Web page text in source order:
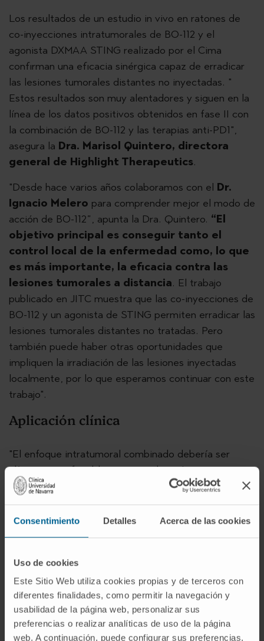
Consentimiento Detalles Acerca de las cookies
Uso de cookies
Este Sitio Web utiliza cookies propias y de terceros con
diferentes finalidades, como permitir la navegación y
usabilidad de la página web, personalizar sus
preferencias o realizar analíticas de uso de la página
web. A continuación, puede configurar sus preferencias,
Los resultados de un estudio in vivo en ratones de
co-inyecciones intratumorales de BO-112 y el
agonista DXMAA STING realizado por el Cima
confirman una eficacia sinérgica capaz de erradicar
las lesiones tumorales distantes no inyectadas. "
Estos resultados son muy alentadores y siguen en la
línea de los datos positivos obtenidos en fase II con
la combinación de BO-112 y las terapias anti-PD1",
asegura la Dra. Marisol Quintero, directora
general de Highlight Therapeutics.
"Desde hace varios años colaboramos con el Dr.
Ignacio Melero para comprender mejor el modo de
acción de BO-112”, apunta la Dra. Quintero. “El
objetivo principal es conseguir tanto el
control local de la enfermedad como, lo que
es más importante, la eficacia contra las
lesiones tumorales a distancia. El trabajo
publicado en JITC muestra que las co-inyecciones de
BO-112 y un agonista de STING permiten erradicar las
lesiones tumorales distantes no tratadas. Pero
también puede haber otras oportunidades que
impliquen la irradiación de las lesiones inyectadas
localmente, por lo que esperamos continuar con este
trabajo".
Aplicación clínica
"El enfoque intratumoral combinado debería ser
clínicamente factible para su aplicación en pacientes,
ya que tanto BO-112 como varios agonistas de STING
se están inyectando en los tumores de pacientes en
distintos ensayos clínicos. Hemos observado de
forma consistente
tumores de ratón trasplantables, que
muestran regresiones completas de las
lesiones tumorales inyectadas y no
inyectadas ", confirma el Dr. Ignacio Melero
investigador senior delPrograma de